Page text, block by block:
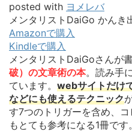
posted with ヨメレバ
メンタリストDaiGo かんき
Amazonで購入
Kindleで購入
メンタリストDaiGoさんが
破）の文章術の本。読み手
ています。 webサイトだけ
などにも使えるテクニック
す7つのトリガーを含め、
もとても参考になる1冊です。